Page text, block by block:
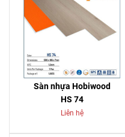
Sàn nhựa Hobiwood
HS 74
Liên hệ